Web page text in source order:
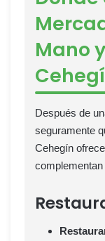
Mano
Después de
seguramente
Cehegín